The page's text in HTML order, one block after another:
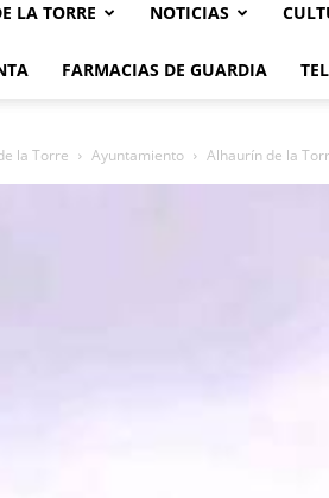
LA TORRE NOTICIAS
FARMACIAS DE GUARDIA
la Torre Ayuntamiento Alhaurín de la